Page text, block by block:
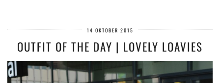
14 OKTOBER 2015
OUTFIT OF THE DAY | LOVELY LOAVIES